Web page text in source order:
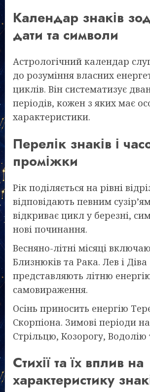
Календар знаків
дати та символи
Астрологічний календар
до розуміння власних
циклів. Він систематизує
періодів, кожен з яких має
характеристики.
Перелік знаків і
проміжки
Рік поділяється на рівні
відповідають певним
відкриває цикл у березні,
нові починання.
Весняно-літні місяці
Близнюків та Рака. Лев і Діва
представляють літню
самовираження.
Осінь приносить енергію
Скорпіона. Зимові періоди
Стрільцю, Козорогу, Водолію
Стихії та їх вплив на
характеристику